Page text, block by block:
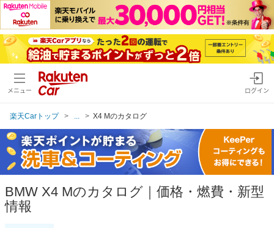
メニュー ログイン
楽天Carトップ X4 Mのカタログ
BMW X4 Mのカタログ｜価格・燃費・新型
情報